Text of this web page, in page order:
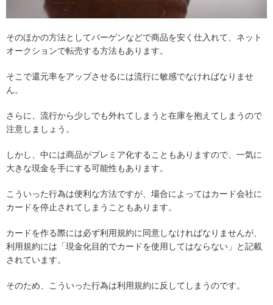
そのほかの方法としてバーゲンなどで商品を安く仕入れて、ネット
オークションで転売する方法もあります。
そこで還元率をアップさせるには流行に敏感でなければなりませ
ん。
さらに、流行から少しでも外れてしまうと在庫を抱えてしまうので
注意しましょう。
しかし、中には商品がプレミア化することもありますので、一気に
大きな現金を手にする可能性もあります。
こういった行為は便利な方法ですが、場合によってはカード会社に
カードを停止されてしまうこともあります。
カードを作る際には必ず利用規約に同意しなければなりませんが、
利用規約には「現金化目的でカードを使用してはならない」と記載
されています。
そのため、こういった行為は利用規約に反してしまうのです。